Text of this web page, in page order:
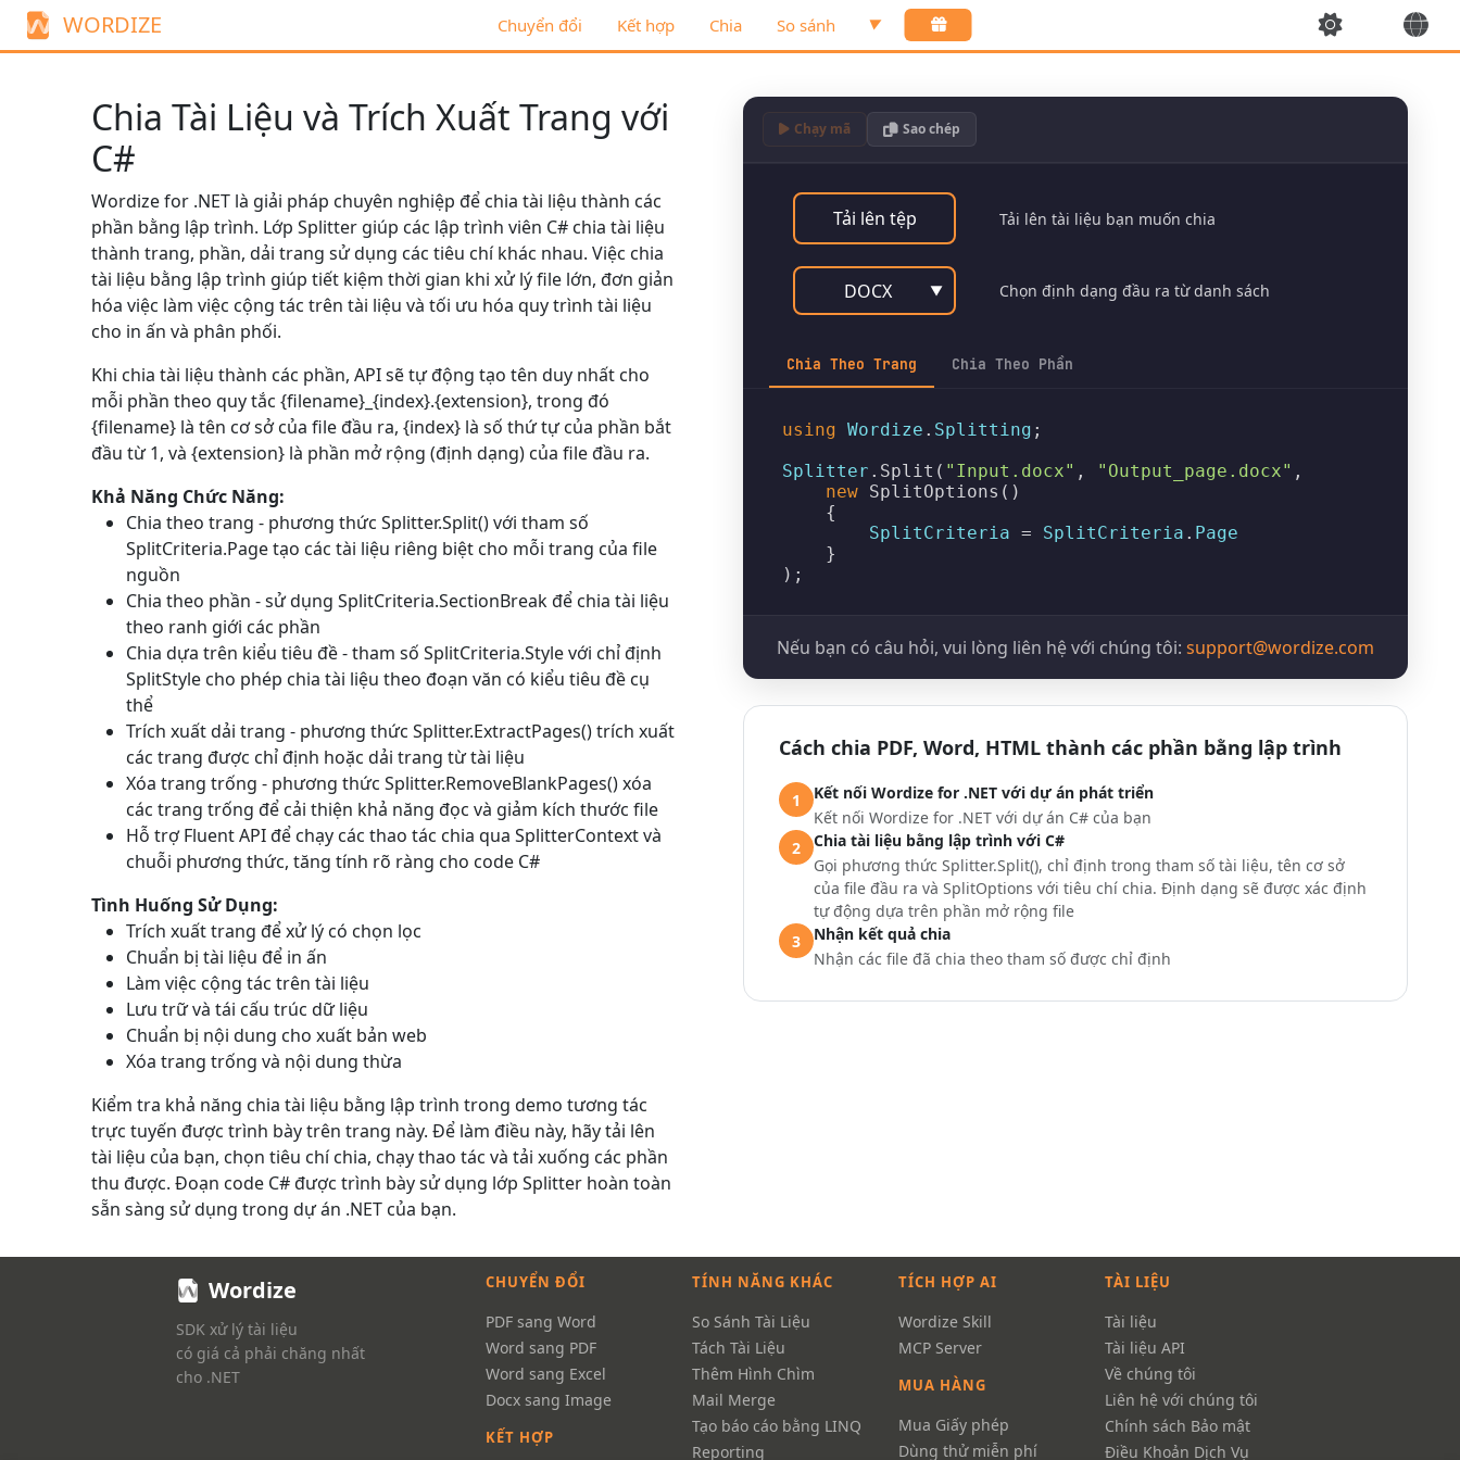
WORDIZE Chuyển đổi Kết hợp Chia So sánh ▼
Chia Tài Liệu và Trích Xuất Trang với
C#
Wordize for .NET là giải pháp chuyên nghiệp để chia tài liệu thành các
phần bằng lập trình. Lớp Splitter giúp các lập trình viên C# chia tài liệu
thành trang, phần, dải trang sử dụng các tiêu chí khác nhau. Việc chia
tài liệu bằng lập trình giúp tiết kiệm thời gian khi xử lý file lớn, đơn giản
hóa việc làm việc cộng tác trên tài liệu và tối ưu hóa quy trình tài liệu
cho in ấn và phân phối.
Khi chia tài liệu thành các phần, API sẽ tự động tạo tên duy nhất cho
mỗi phần theo quy tắc {filename}_{index}.{extension}, trong đó
{filename} là tên cơ sở của file đầu ra, {index} là số thứ tự của phần bắt
đầu từ 1, và {extension} là phần mở rộng (định dạng) của file đầu ra.
Khả Năng Chức Năng:
Chia theo trang - phương thức Splitter.Split()với tham số
SplitCriteria.Pagetạo các tài liệu riêng biệt cho mỗi trang của file
nguồn
Chia theo phần - sử dụng SplitCriteria.SectionBreakđể chia tài liệu
theo ranh giới các phần
Chia dựa trên kiểu tiêu đề - tham số SplitCriteria.Stylevới chỉ định
SplitStyle cho phép chia tài liệu theo đoạn văn có kiểu tiêu đề cụ
thể
Trích xuất dải trang - phương thức Splitter.ExtractPages()trích xuất
các trang được chỉ định hoặc dải trang từ tài liệu
Xóa trang trống - phương thức Splitter.RemoveBlankPages()xóa
các trang trống để cải thiện khả năng đọc và giảm kích thước file
Hỗ trợ Fluent API để chạy các thao tác chia qua SplitterContextvà
chuỗi phương thức, tăng tính rõ ràng cho code C#
Tình Huống Sử Dụng:
Trích xuất trang để xử lý có chọn lọc
Chuẩn bị tài liệu để in ấn
Làm việc cộng tác trên tài liệu
Lưu trữ và tái cấu trúc dữ liệu
Chuẩn bị nội dung cho xuất bản web
Xóa trang trống và nội dung thừa
Kiểm tra khả năng chia tài liệu bằng lập trình trong demo tương tác
trực tuyến được trình bày trên trang này. Để làm điều này, hãy tải lên
tài liệu của bạn, chọn tiêu chí chia, chạy thao tác và tải xuống các phần
thu được. Đoạn code C# được trình bày sử dụng lớp Splitter hoàn toàn
sẵn sàng sử dụng trong dự án .NET của bạn.
Chạy mã Sao chép
Tải lên tệp Tải lên tài liệu bạn muốn chia
DOCX ▼ Chọn định dạng đầu ra từ danh sách
Chia Theo Trang Chia Theo Phần
using Wordize . Splitting ;
Splitter . Split ( "Input.docx" , "Output_page.docx" ,
new SplitOptions ()
    {
SplitCriteria = SplitCriteria . Page
    }
Nếu bạn có câu hỏi, vui lòng liên hệ với chúng tôi: support@wordize.com
Cách chia PDF, Word, HTML thành các phần bằng lập trình
1
Kết nối Wordize for .NET với dự án phát triển
Kết nối Wordize for .NET với dự án C# của bạn
2
Chia tài liệu bằng lập trình với C#
Gọi phương thức Splitter.Split(), chỉ định trong tham số tài liệu, tên cơ sở
của file đầu ra và SplitOptions với tiêu chí chia. Định dạng sẽ được xác định
tự động dựa trên phần mở rộng file
3
Nhận kết quả chia
Nhận các file đã chia theo tham số được chỉ định
Wordize
SDK xử lý tài liệu
có giá cả phải chăng nhất
cho .NET
CHUYỂN ĐỔI
PDF sang Word
Word sang PDF
Word sang Excel
Docx sang Image
KẾT HỢP
TÍNH NĂNG KHÁC
So Sánh Tài Liệu
Tách Tài Liệu
Thêm Hình Chìm
Mail Merge
Tạo báo cáo bằng LINQ
Reporting
TÍCH HỢP AI
Wordize Skill
MCP Server
MUA HÀNG
Mua Giấy phép
Dùng thử miễn phí
TÀI LIỆU
Tài liệu
Tài liệu API
Về chúng tôi
Liên hệ với chúng tôi
Chính sách Bảo mật
Điều Khoản Dịch Vụ